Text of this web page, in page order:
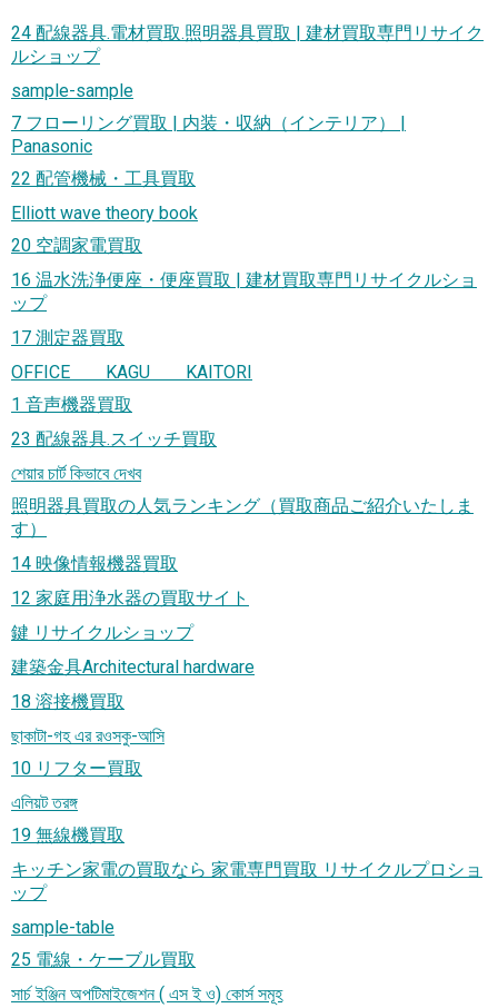
24 配線器具.電材買取.照明器具買取 | 建材買取専門リサイク
ルショップ
sample-sample
7 フローリング買取 | 内装・収納（インテリア） |
Panasonic
22 配管機械・工具買取
Elliott wave theory book
20 空調家電買取
16 温水洗浄便座・便座買取 | 建材買取専門リサイクルショ
ップ
17 測定器買取
OFFICE KAGU KAITORI
1 音声機器買取
23 配線器具.スイッチ買取
শেয়ার চার্ট কিভাবে দেখব
照明器具買取の人気ランキング（買取商品ご紹介いたしま
す）
14 映像情報機器買取
12 家庭用浄水器の買取サイト
鍵 リサイクルショップ
建築金具Architectural hardware
18 溶接機買取
ছাকাটা-গহ এর রওসকু-আসি
10 リフター買取
এলিয়ট তরঙ্গ
19 無線機買取
キッチン家電の買取なら 家電専門買取 リサイクルプロショ
ップ
sample-table
25 電線・ケーブル買取
সার্চ ইঞ্জিন অপটিমাইজেশন ( এস ই ও) কোর্স সমূহ